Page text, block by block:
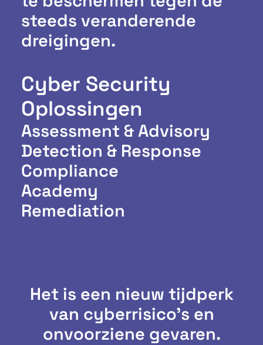
Cyber Security
Oplossingen
Assessment & Advisory
Detection & Response
Compliance
Academy
Remediation
steeds veranderende
dreigingen.
Het is een nieuw tijdperk
van cyberrisico's en
onvoorziene gevaren.